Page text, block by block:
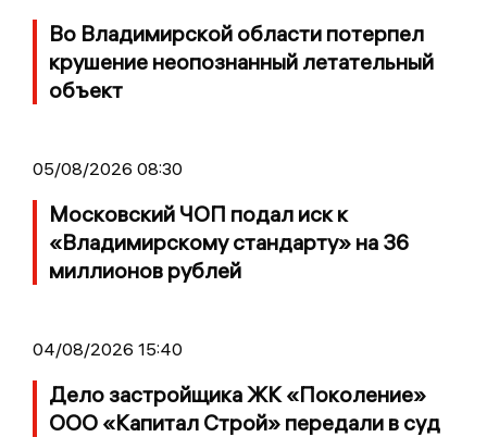
Во Владимирской области потерпел
крушение неопознанный летательный
объект
05/08/2026 08:30
Московский ЧОП подал иск к
«Владимирскому стандарту» на 36
миллионов рублей
04/08/2026 15:40
Дело застройщика ЖК «Поколение»
ООО «Капитал Строй» передали в суд